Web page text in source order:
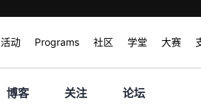
活动 Programs 社区 学堂 大赛
博客 关注 论坛